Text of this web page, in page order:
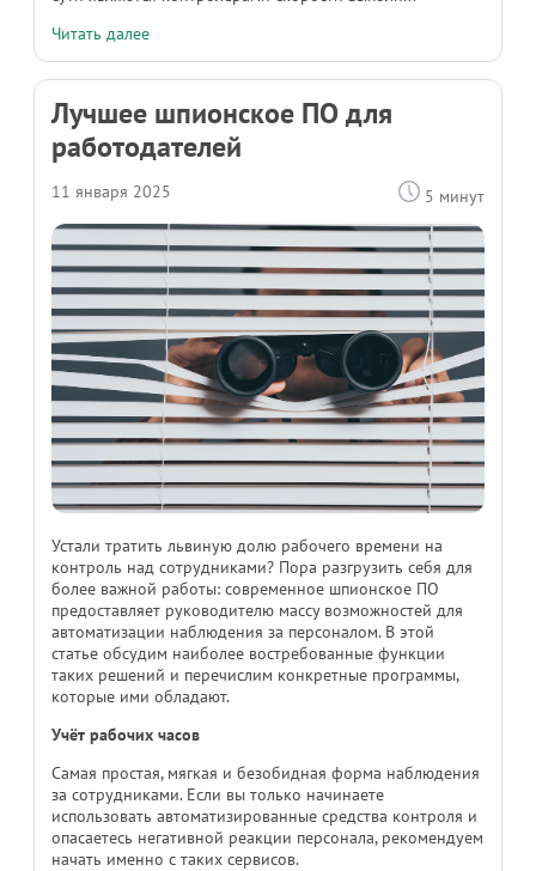
Читать далее
Лучшее шпионское ПО для
работодателей
11 января 2025 5 минут
Устали тратить львиную долю рабочего времени на
контроль над сотрудниками? Пора разгрузить себя для
более важной работы: современное шпионское ПО
предоставляет руководителю массу возможностей для
автоматизации наблюдения за персоналом. В этой
статье обсудим наиболее востребованные функции
таких решений и перечислим конкретные программы,
которые ими обладают.
Учёт рабочих часов
Самая простая, мягкая и безобидная форма наблюдения
за сотрудниками. Если вы только начинаете
использовать автоматизированные средства контроля и
опасаетесь негативной реакции персонала, рекомендуем
начать именно с таких сервисов.